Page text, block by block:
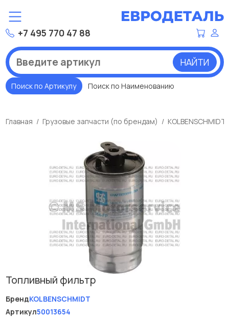
+7 495 770 47 88
НАЙТИ
Поиск по Артикулу Поиск по Наименованию
Главная Грузовые запчасти (по брендам) KOLBENSCHMIDT
Топливный фильтр
БрендKOLBENSCHMIDT
Артикул50013654